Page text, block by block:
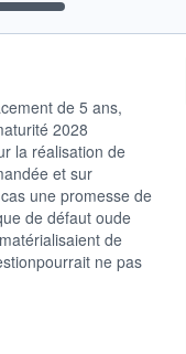
de 5 ans,
2028
la réalisation de
et sur
une promesse de
de défaut oude
de
ne pas